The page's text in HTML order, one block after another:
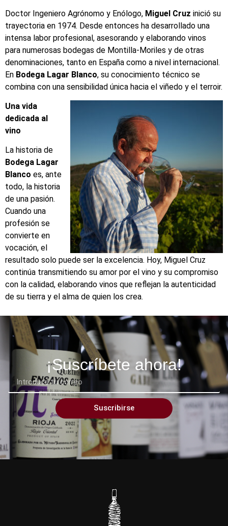
Doctor Ingeniero Agrónomo y Enólogo, Miguel Cruz inició su
trayectoria en 1974. Desde entonces ha desarrollado una
intensa labor profesional, asesorando y elaborando vinos
para numerosas bodegas de Montilla-Moriles y de otras
denominaciones, tanto en España como a nivel internacional.
En Bodega Lagar Blanco, su conocimiento técnico se
combina con una sensibilidad única hacia el viñedo y el terroir.
Una vida
dedicada al
vino
La historia de
Bodega Lagar
Blanco es, ante
todo, la historia
de una pasión.
Cuando una
profesión se
convierte en
vocación, el
resultado solo puede ser la excelencia. Hoy, Miguel Cruz
continúa transmitiendo su amor por el vino y su compromiso
con la calidad, elaborando vinos que reflejan la autenticidad
de su tierra y el alma de quien los crea.
¡Suscríbete ahora!
Suscribirse